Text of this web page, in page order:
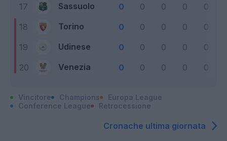
17
Sassuolo 0 0 0 0 0
18
Torino 0 0 0 0 0
19
Udinese 0 0 0 0 0
20
Venezia 0 0 0 0 0
Vincitore Champions
Europa League
Conference League
Retrocessione
Cronache ultima giornata